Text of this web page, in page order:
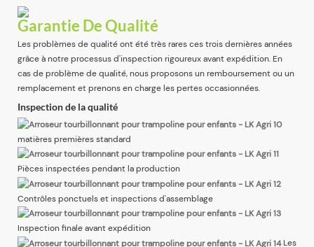
Garantie De Qualité
Les problèmes de qualité ont été très rares ces trois dernières années
grâce à notre processus d'inspection rigoureux avant expédition. En
cas de problème de qualité, nous proposons un remboursement ou un
remplacement et prenons en charge les pertes occasionnées.
Inspection de la qualité
matières premières standard
Pièces inspectées pendant la production
Contrôles ponctuels et inspections d'assemblage
Inspection finale avant expédition
Les